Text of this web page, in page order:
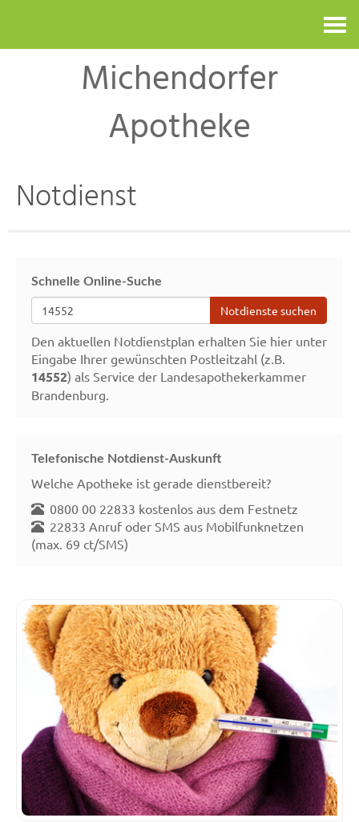
Michendorfer
Apotheke
Notdienst
Schnelle Online-Suche
Notdienste suchen
Den aktuellen Notdienstplan erhalten Sie hier unter
Eingabe Ihrer gewünschten Postleitzahl (z.B.
14552) als Service der Landesapothekerkammer
Brandenburg.
Telefonische Notdienst-Auskunft
Welche Apotheke ist gerade dienstbereit?
0800 00 22833 kostenlos aus dem Festnetz
22833 Anruf oder SMS aus Mobilfunknetzen
(max. 69 ct/SMS)